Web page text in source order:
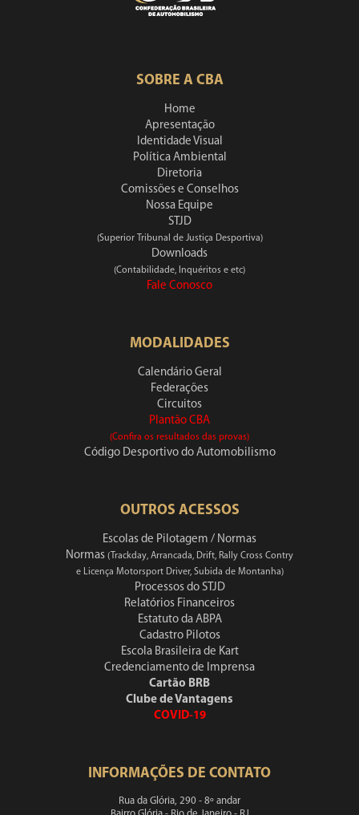
SOBRE A CBA
Home
Apresentação
Identidade Visual
Política Ambiental
Diretoria
Comissões e Conselhos
Nossa Equipe
STJD
(Superior Tribunal de Justiça Desportiva)
Downloads
(Contabilidade, Inquéritos e etc)
Fale Conosco
MODALIDADES
Calendário Geral
Federações
Circuitos
Plantão CBA
(Confira os resultados das provas)
Código Desportivo do Automobilismo
OUTROS ACESSOS
Escolas de Pilotagem / Normas
Normas (Trackday, Arrancada, Drift, Rally Cross Contry
e Licença Motorsport Driver, Subida de Montanha)
Processos do STJD
Relatórios Financeiros
Estatuto da ABPA
Cadastro Pilotos
Escola Brasileira de Kart
Credenciamento de Imprensa
Cartão BRB
Clube de Vantagens
COVID-19
INFORMAÇÕES DE CONTATO
Rua da Glória, 290 - 8º andar